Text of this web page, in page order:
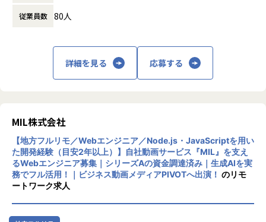
す。担当領域は、LLM機能の仕様検討からフロントエンド、
・既存アプリケーションの改修・改善
- 自身が開発した新規アプリケーションの継続的な機能改善
や、顧客やCEO、営業、コンサルタントなどビジネスサイド
- Claude Code, GitHub Copilot等の活用、Devinによる自動
化やコンテキストエンジニアリング環境の整備など、チーム
全体の生産性向上をリードしていただきます。
【業務の変更の範囲】
無
値を提供するアプリケーションをゼロから開発します。
バックエンド、インフラまで、開発の全工程に及びます。
・既存アプリケーションの改修・改善
・AIネイティブな開発プロセスの推進
- Claude Code, GitHub Copilot等の活用、Devinによる自動
化やコンテキストエンジニアリング環境の整備など、チーム
全体の生産性向上をリードしていただきます。
▍技術スタック（参考：既存SaaSプロダクト）
支援システム）と相互連携し、営業進捗やKP
＊セールスイネーブルメントとは「誰もが活
います。
従業員数 80人
詳細を見る 応募する
MIL株式会社
【地方フルリモ／Webエンジニア／Node.js・JavaScriptを用い
た開発経験（目安2年以上）】自社動画サービス『MIL』を支え
るWebエンジニア募集｜シリーズAの資金調達済み｜生成AIを実
務でフル活用！｜ビジネス動画メディアPIVOTへ出演！ のリモ
ートワーク求人